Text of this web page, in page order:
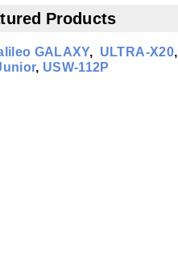
Products
GALAXY, ULTRA-X20,
, USW-112P